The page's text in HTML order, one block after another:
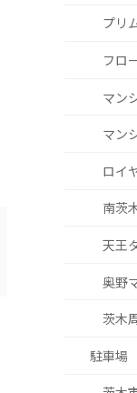
プリ
フロ
マン
マン
ロイ
南茨
天王
奥野
茨木
駐車場